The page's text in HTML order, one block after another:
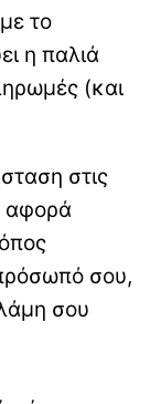
το
η παλιά
(και
στις
αφορά
σου,
σου